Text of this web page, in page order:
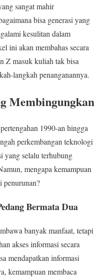
sangat mahir
bisa generasi yang
kesulitan dalam
ini akan membahas secara
Z masuk kuliah tak bisa
langkah penanganannya.
Membingungkan
1990-an hingga
perkembangan teknologi
yang selalu terhubung
mengapa kemampuan
penurunan?
Bermata Dua
banyak manfaat, tetapi
akses informasi secara
mendapatkan informasi
kemampuan membaca